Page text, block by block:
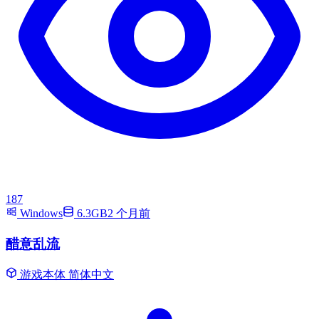
187
Windows
6.3GB2 个月前
醋意乱流
游戏本体 简体中文